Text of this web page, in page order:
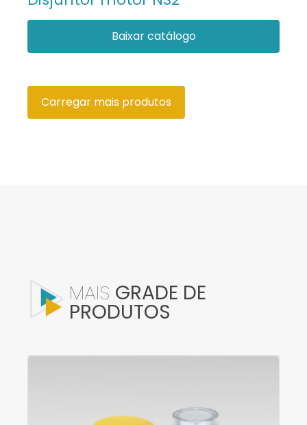
Baixar catálogo
Carregar mais produtos
MAIS GRADE DE
PRODUTOS